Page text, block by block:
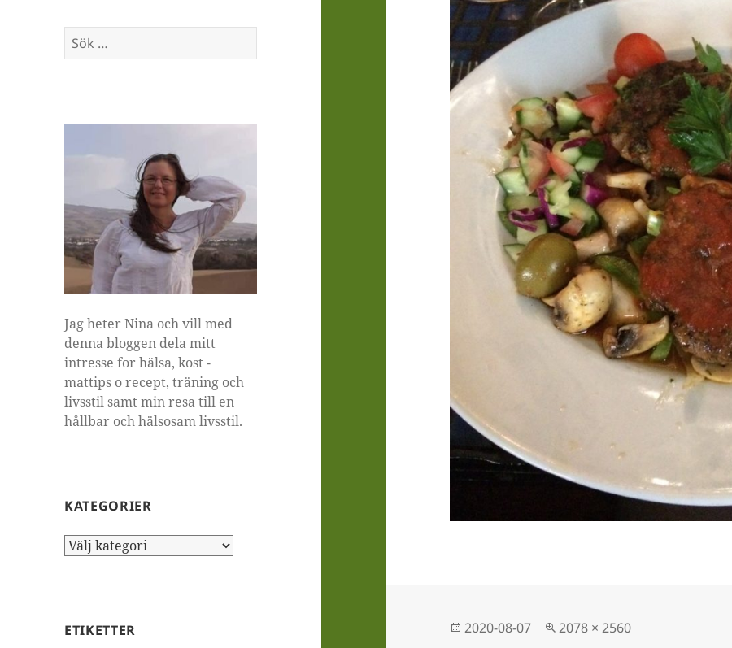
Sök
efter:
Jag heter Nina och vill med
denna bloggen dela mitt
intresse for hälsa, kost -
mattips o recept, träning och
livsstil samt min resa till en
hållbar och hälsosam livsstil.
KATEGORIER
Kategorier
ETIKETTER Postat
2020-08-07
Full
2078 × 2560